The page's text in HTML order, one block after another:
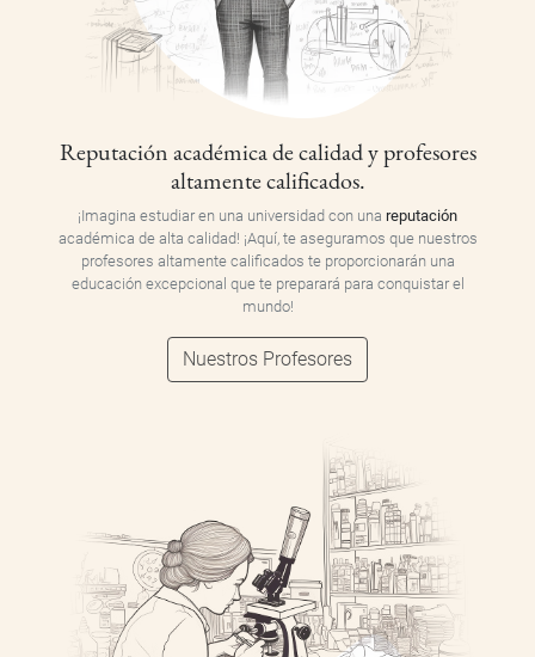
Reputación académica de calidad y profesores
altamente calificados.
¡Imagina estudiar en una universidad con una reputación
académica de alta calidad! ¡Aquí, te aseguramos que nuestros
profesores altamente calificados te proporcionarán una
educación excepcional que te preparará para conquistar el
mundo!
Nuestros Profesores